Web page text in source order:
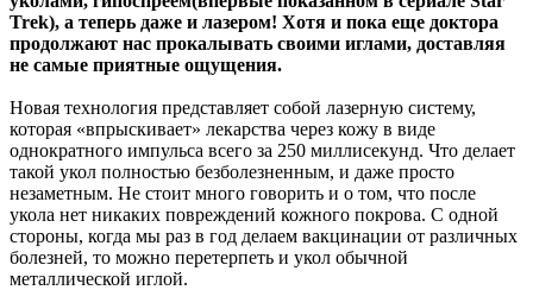
Trek), а теперь даже и лазером! Хотя и пока еще доктора
продолжают нас прокалывать своими иглами, доставляя
не самые приятные ощущения.
Новая технология представляет собой лазерную систему,
которая «впрыскивает» лекарства через кожу в виде
однократного импульса всего за 250 миллисекунд. Что делает
такой укол полностью безболезненным, и даже просто
незаметным. Не стоит много говорить и о том, что после
укола нет никаких повреждений кожного покрова. С одной
стороны, когда мы раз в год делаем вакцинации от различных
болезней, то можно перетерпеть и укол обычной
металлической иглой.